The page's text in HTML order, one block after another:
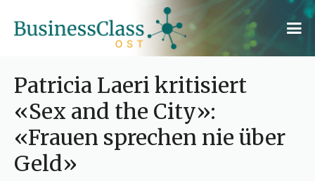
Patricia Laeri kritisiert
«Sex and the City»:
«Frauen sprechen nie über
Geld»